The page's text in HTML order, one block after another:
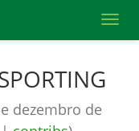
dezembro de